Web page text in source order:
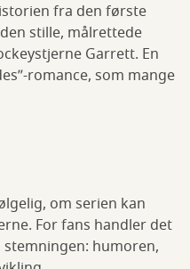
fra den første
stille, målrettede
Garrett. En
romance, som mange
om serien kan
For fans handler det
humoren,